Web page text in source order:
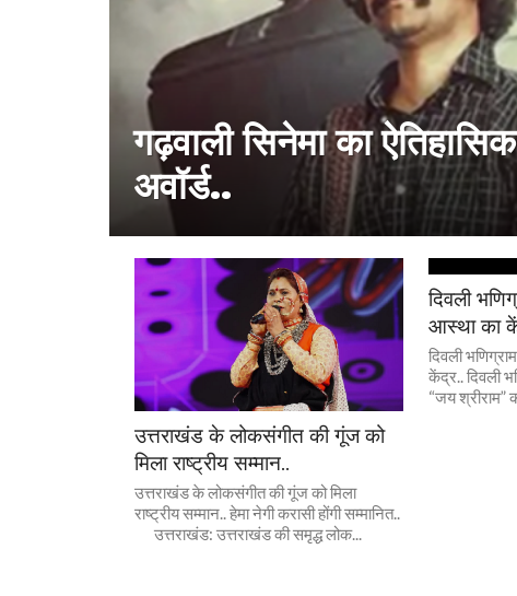
गढ़वाली सिनेमा का
अवॉर्ड..
उत्तराखंड के लोकसंगीत की गूंज को
मिला राष्ट्रीय सम्मान..
उत्तराखंड के लोकसंगीत की गूंज को मिला
राष्ट्रीय सम्मान.. हेमा नेगी करासी होंगी सम्मानित..
उत्तराखंड: उत्तराखंड की समृद्ध लोक...
दिवली
आस्था का
दिवली
केंद्र.. दिवली
“जय श्रीराम”